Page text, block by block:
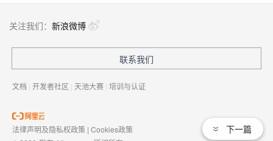
下一篇
关注我们： 新浪微博
联系我们
文档 | 开发者社区 | 天池大赛 | 培训与认证
法律声明及隐私权政策 | Cookies政策